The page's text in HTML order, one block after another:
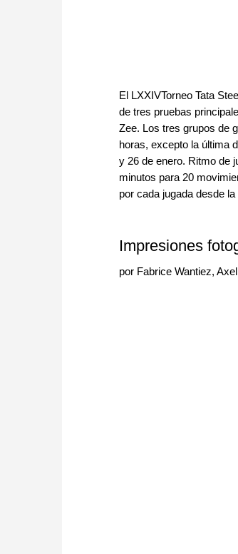
El LXXIVTorneo Tata
de tres pruebas
Zee. Los tres grupos de
horas, excepto la última
y 26 de enero. Ritmo de
minutos para 20
por cada jugada desde la
Impresiones
por Fabrice Wantiez,